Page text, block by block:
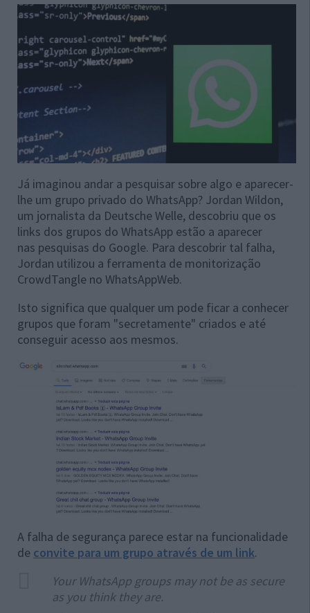
Já imaginou andar a pesquisar sobre algo e aparecer-
lhe um grupo privado do WhatsApp? Jordan Wildon,
um jornalista da Deutsche Welle, descobriu que os
links dos grupos do WhatsApp estão a aparecer
nas pesquisas do Google. Para descobrir tal falha,
Jordan utilizou a ferramenta de monitorização
CrowdTangle no WhatsAppWeb.
Isto significa que qualquer um pode ficar a conhecer
grupos que foram "secretamente" criados e até
conseguir acesso aos mesmos.
A falha de segurança parece estar na funcionalidade
de convite para um grupo através de um link.
Your WhatsApp groups may not be as secure
as you think they are.